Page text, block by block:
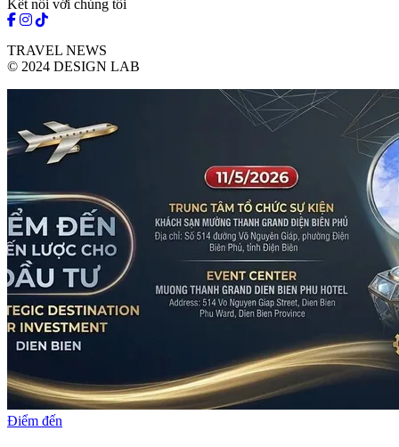
Kết nối với chúng tôi
TRAVEL NEWS
© 2024 DESIGN LAB
Điểm đến